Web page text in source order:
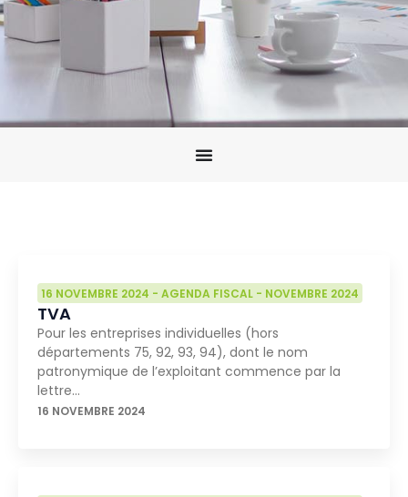
16 NOVEMBRE 2024 - AGENDA FISCAL - NOVEMBRE 2024
TVA
Pour les entreprises individuelles (hors
départements 75, 92, 93, 94), dont le nom
patronymique de l’exploitant commence par la
lettre…
16 NOVEMBRE 2024